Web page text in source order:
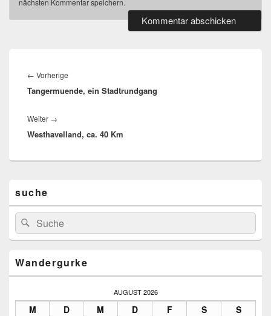
← Vorherige
Beitrag:
Tangermuende, ein Stadtrundgang
Weiter →
Beitrag:
Westhavelland, ca. 40 Km
Seitenleisten-
Widgetbereich
suche
Suchen
nach:
Suchen
Wandergurke
AUGUST 2026
M D M D F S S